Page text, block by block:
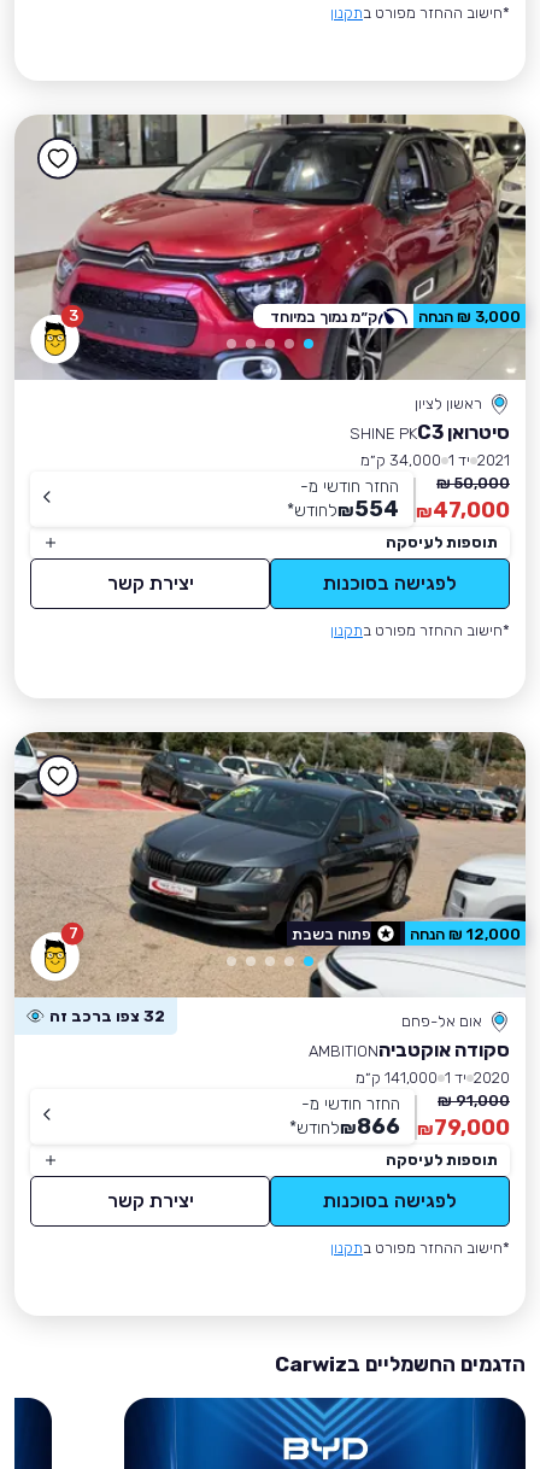
*חישוב ההחזר מפורט בתקנון
3
ראשון לציון
סיטרואן C3
SHINE PK
2021 יד 1
34,000 ק״מ
50,000 ₪
47,000
₪
החזר חודשי מ-
554
₪לחודש*
תוספות לעיסקה
לפגישה בסוכנות יצירת קשר
*חישוב ההחזר מפורט בתקנון
3,000 ₪ הנחה ק״מ נמוך במיוחד
7
אום אל-פחם 32 צפו ברכב זה
סקודה אוקטביהAMBITION
2020 יד 1
141,000 ק״מ
91,000 ₪
79,000
₪
החזר חודשי מ-
866
₪לחודש*
תוספות לעיסקה
לפגישה בסוכנות יצירת קשר
*חישוב ההחזר מפורט בתקנון
12,000 ₪ הנחה פתוח בשבת
הדגמים החשמליים בCarwiz